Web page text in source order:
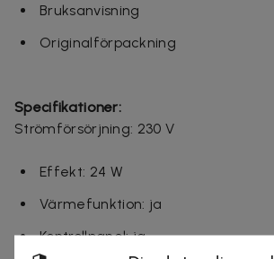
Bruksanvisning
Originalförpackning
Specifikationer:
Strömförsörjning: 230 V
Effekt: 24 W
Värmefunktion: ja
Kontrollpanel: ja